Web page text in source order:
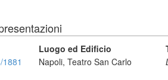
Luogo ed Edificio
Napoli, Teatro San Carlo